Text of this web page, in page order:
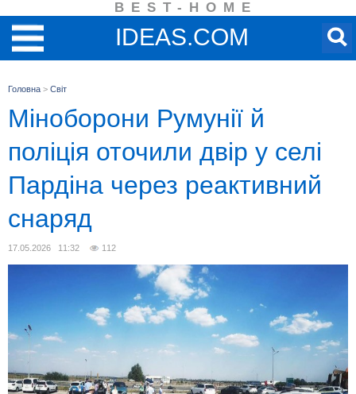
BEST-HOME
IDEAS.COM
Головна > Світ
Міноборони Румунії й
поліція оточили двір у селі
Пардіна через реактивний
снаряд
17.05.2026 11:32 112